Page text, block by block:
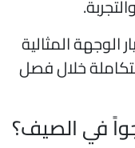
المثالية
خلال فصل
في الصيف؟